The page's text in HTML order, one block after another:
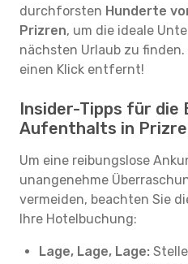
durchforsten Hunderte
Prizren, um die ideale
nächsten Urlaub zu
einen Klick entfernt!
Insider-Tipps für die
Aufenthalts in
Um eine reibungslose
unangenehme
vermeiden, beachten Sie
Ihre Hotelbuchung:
Lage, Lage, Lage: